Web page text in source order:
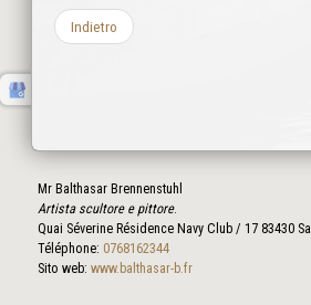
Indietro
Mr Balthasar Brennenstuhl
Artista scultore e pittore.
Quai Séverine Résidence Navy Club / 17 83430
Téléphone: 0768162344
Sito web: www.balthasar-b.fr